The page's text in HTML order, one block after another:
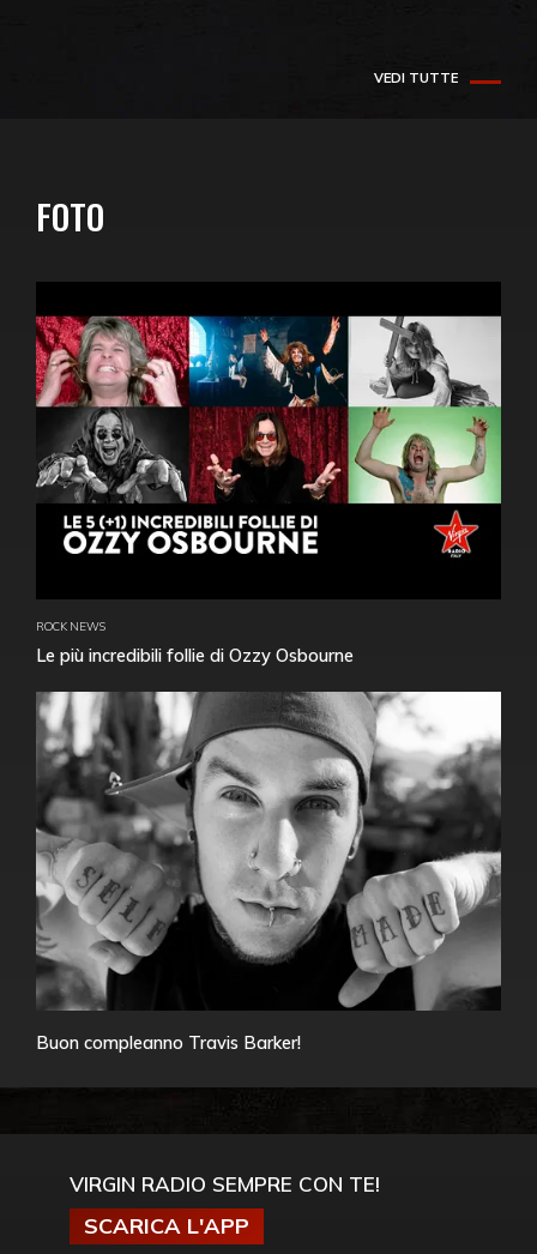
VEDI TUTTE
FOTO
ROCK NEWS
Le più incredibili follie di Ozzy Osbourne
Buon compleanno Travis Barker!
VIRGIN RADIO SEMPRE CON TE!
SCARICA L'APP